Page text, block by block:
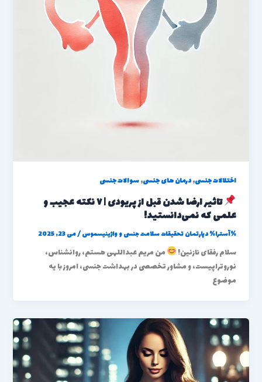
اختلالات جنسی,درمان های جنسی,سوالات جنسی
تاثیر ارضا شدن قبل از پریودی | ۷ نکته عجیب و
علمی که نمی‌دانستید!
%آسترا%دپارتمان تحقیقات سلامت جنسی و واژینیسموس/می 23, 2025
سلام رفقای نازنین!
من مریم عبداللهی هستم، روانشناس،
نوروتراپیست، و مشاور تخصصی در بهداشت جنسی، امروز با یه
موضوع